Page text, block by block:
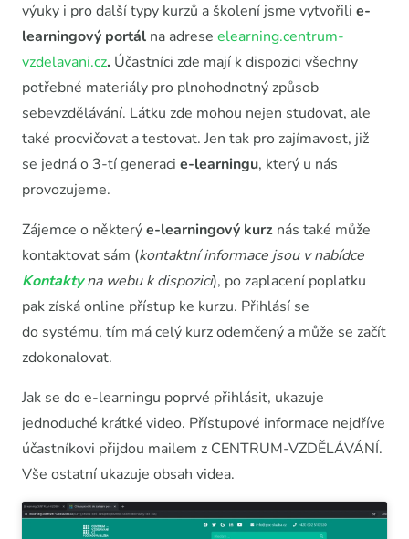
výuky i pro další typy kurzů a školení jsme vytvořili e-
learningový portál na adrese elearning.centrum-
vzdelavani.cz. Účastníci zde mají k dispozici všechny
potřebné materiály pro plnohodnotný způsob
sebevzdělávání. Látku zde mohou nejen studovat, ale
také procvičovat a testovat. Jen tak pro zajímavost, již
se jedná o 3-tí generaci e-learningu, který u nás
provozujeme.
Zájemce o některýe-learningový kurz nás také může
kontaktovat sám (kontaktní informace jsou v nabídce
Kontaktyna webu k dispozici), po zaplacení poplatku
pak získá online přístup ke kurzu. Přihlásí se
do systému, tím má celý kurz odemčený a může se začít
zdokonalovat.
Jak se do e-learningu poprvé přihlásit, ukazuje
jednoduché krátké video. Přístupové informace nejdříve
účastníkovi přijdou mailem z CENTRUM-VZDĚLÁVÁNÍ.
Vše ostatní ukazuje obsah videa.